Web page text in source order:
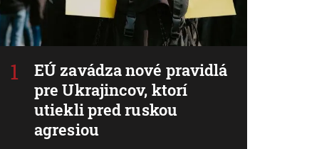
EÚ zavádza nové pravidlá
pre Ukrajincov, ktorí
utiekli pred ruskou
agresiou